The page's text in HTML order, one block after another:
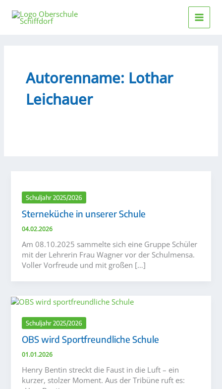
Inhalt
springen
Autorenname: Lothar
Leichauer
Schuljahr 2025/2026
Sterneküche in unserer Schule
04.02.2026
Am 08.10.2025 sammelte sich eine Gruppe Schüler
mit der Lehrerin Frau Wagner vor der Schulmensa.
Voller Vorfreude und mit großen […]
Schuljahr 2025/2026
OBS wird Sportfreundliche Schule
01.01.2026
Henry Bentin streckt die Faust in die Luft – ein
kurzer, stolzer Moment. Aus der Tribüne ruft es: